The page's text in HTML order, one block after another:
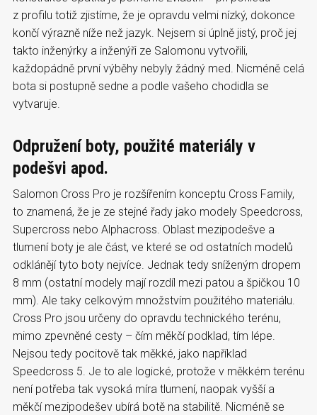
z profilu totiž zjistíme, že je opravdu velmi nízký, dokonce
končí výrazně níže než jazyk. Nejsem si úplně jistý, proč jej
takto inženýrky a inženýři ze Salomonu vytvořili,
každopádně první výběhy nebyly žádný med. Nicméně celá
bota si postupně sedne a podle vašeho chodidla se
vytvaruje.
Odpružení boty, použité materiály v
podešvi apod.
Salomon Cross Pro je rozšířením konceptu Cross Family,
to znamená, že je ze stejné řady jako modely Speedcross,
Supercross nebo Alphacross. Oblast mezipodešve a
tlumení boty je ale část, ve které se od ostatních modelů
odklánějí tyto boty nejvíce. Jednak tedy sníženým dropem
8 mm (ostatní modely mají rozdíl mezi patou a špičkou 10
mm). Ale taky celkovým množstvím použitého materiálu.
Cross Pro jsou určeny do opravdu technického terénu,
mimo zpevněné cesty – čím měkčí podklad, tím lépe.
Nejsou tedy pocitově tak měkké, jako například
Speedcross 5. Je to ale logické, protože v měkkém terénu
není potřeba tak vysoká míra tlumení, naopak vyšší a
měkčí mezipodešev ubírá botě na stabilitě. Nicméně se